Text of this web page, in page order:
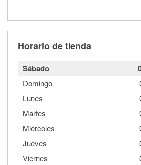
Horario de tienda
Sábado
Domingo
Lunes
Martes
Miércoles
Jueves
Viernes